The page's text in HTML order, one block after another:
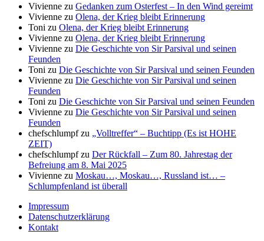
Vivienne zu Gedanken zum Osterfest – In den Wind gereimt
Vivienne zu Olena, der Krieg bleibt Erinnerung
Toni zu Olena, der Krieg bleibt Erinnerung
Vivienne zu Olena, der Krieg bleibt Erinnerung
Vivienne zu Die Geschichte von Sir Parsival und seinen
Feunden
Toni zu Die Geschichte von Sir Parsival und seinen Feunden
Vivienne zu Die Geschichte von Sir Parsival und seinen
Feunden
Toni zu Die Geschichte von Sir Parsival und seinen Feunden
Vivienne zu Die Geschichte von Sir Parsival und seinen
Feunden
chefschlumpfzu „Volltreffer“ – Buchtipp (Es ist HOHE
ZEIT)
chefschlumpfzu Der Rückfall – Zum 80. Jahrestag der
Befreiung am 8. Mai 2025
Vivienne zu Moskau…, Moskau…, Russland ist… –
Schlumpfenland ist überall
Impressum
Datenschutzerklärung
Kontakt